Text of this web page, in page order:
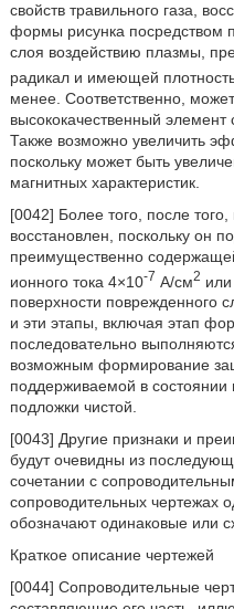
свойств травильного газа,
формы рисунка посредством
слоя воздействию плазмы,
радикал и имеющей
менее. Соответственно,
высококачественный
Также возможно увеличить
поскольку может быть
магнитных характеристик.
[0042] Более того, после
восстановлен, поскольку он
преимущественно
ионного тока 4×10-7 А/см2
поверхности поврежденного
и эти этапы, включая этап
последовательно
возможным формирование
поддерживаемой в состоянии
подложки чистой.
[0043] Другие признаки и
будут очевидны из
сочетании с
сопроводительных чертежах
обозначают одинаковые или
Краткое описание чертежей
[0044] Сопроводительные